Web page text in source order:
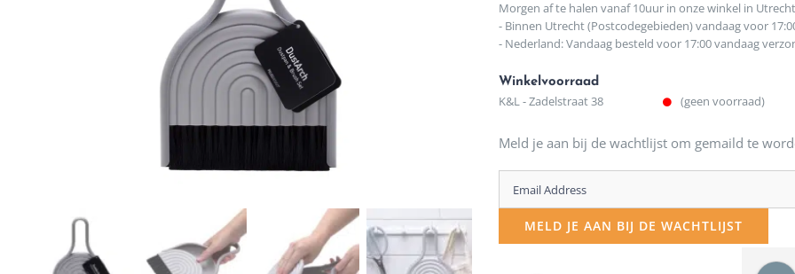
Morgen af te halen vanaf 10uur in onze winkel in Utrecht
- Binnen Utrecht (Postcodegebieden) vandaag voor
- Nederland: Vandaag besteld voor 17:00 vandaag
Winkelvoorraad
K&L - Zadelstraat 38 (geen voorraad)
Meld je aan bij de wachtlijst om gemaild te
Enter
your
email
MELD JE AAN BIJ DE WACHTLIJST